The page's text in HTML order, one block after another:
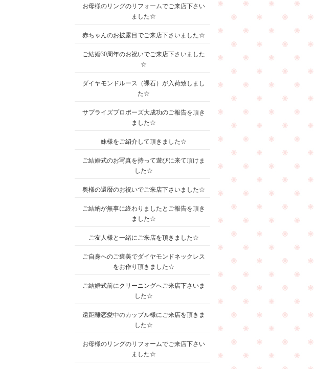
お母様のリングのリフォームでご来店下さい
ました☆
赤ちゃんのお披露目でご来店下さいました☆
ご結婚30周年のお祝いでご来店下さいました
☆
ダイヤモンドルース（裸石）が入荷致しまし
た☆
サプライズプロポーズ大成功のご報告を頂き
ました☆
妹様をご紹介して頂きました☆
ご結婚式のお写真を持って遊びに来て頂けま
した☆
奥様の還暦のお祝いでご来店下さいました☆
ご結納が無事に終わりましたとご報告を頂き
ました☆
ご友人様と一緒にご来店を頂きました☆
ご自身へのご褒美でダイヤモンドネックレス
をお作り頂きました☆
ご結婚式前にクリーニングへご来店下さいま
した☆
遠距離恋愛中のカップル様にご来店を頂きま
した☆
お母様のリングのリフォームでご来店下さい
ました☆